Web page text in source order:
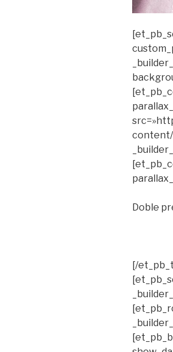
content/
Doble
[/